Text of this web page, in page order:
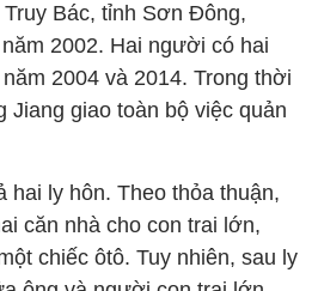
Bác, tỉnh Sơn Đông,
2002. Hai người có hai
2004 và 2014. Trong thời
Jiang giao toàn bộ việc quản
hai ly hôn. Theo thỏa thuận,
căn nhà cho con trai lớn,
chiếc ôtô. Tuy nhiên, sau ly